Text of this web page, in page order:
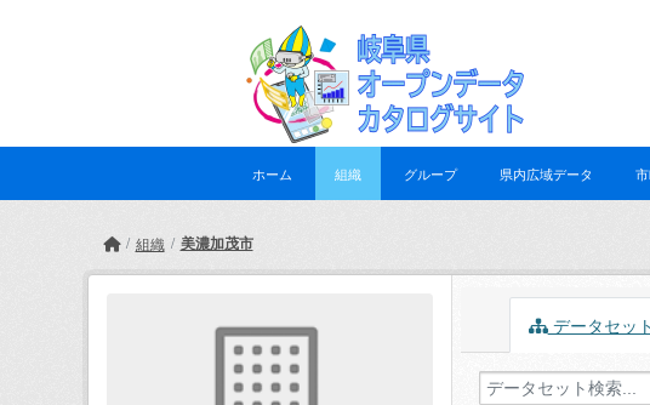
ホーム 組織 グループ 県内広域データ
組織 美濃加茂市
データセット